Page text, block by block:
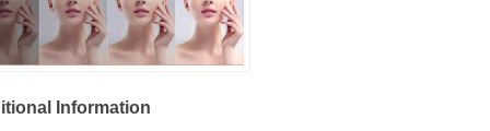
Information
messaggi di testo*